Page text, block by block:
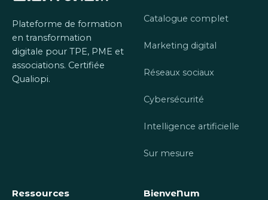
Plateforme de formation
en transformation
digitale pour TPE, PME et
associations. Certifiée
Qualiopi.
Catalogue complet
Marketing digital
Réseaux sociaux
Cybersécurité
Intelligence artificielle
Sur mesure
Ressources BienveNum